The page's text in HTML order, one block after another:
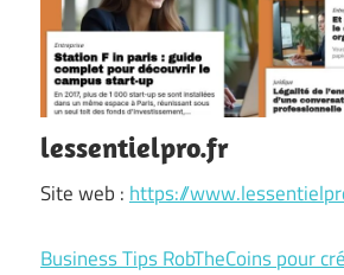
lessentielpro.fr
Site web : https://
Business Tips RobTheCoins pour